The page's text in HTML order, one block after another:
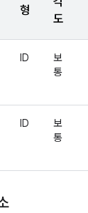
형
도
ID
보
통
ID
보
통